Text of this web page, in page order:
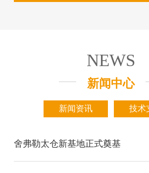
NEWS
新闻中心
新闻资讯 技术
舍弗勒太仓新基地正式奠基